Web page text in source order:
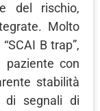
del rischio,
Molto
B trap”,
con
stabilità
di segnali di